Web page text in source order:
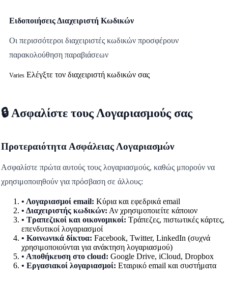
Ειδοποιήσεις Διαχειριστή Κωδικών
Οι περισσότεροι διαχειριστές κωδικών προσφέρουν
παρακολούθηση παραβιάσεων
Varies Ελέγξτε τον διαχειριστή κωδικών σας
🔒 Ασφαλίστε τους Λογαριασμούς σας
Προτεραιότητα Ασφάλειας Λογαριασμών
Ασφαλίστε πρώτα αυτούς τους λογαριασμούς, καθώς μπορούν να
χρησιμοποιηθούν για πρόσβαση σε άλλους:
• Λογαριασμοί email: Κύρια και εφεδρικά email
• Διαχειριστής κωδικών: Αν χρησιμοποιείτε κάποιον
• Τραπεζικοί και οικονομικοί: Τράπεζες, πιστωτικές κάρτες,
επενδυτικοί λογαριασμοί
• Κοινωνικά δίκτυα: Facebook, Twitter, LinkedIn (συχνά
χρησιμοποιούνται για ανάκτηση λογαριασμού)
• Αποθήκευση στο cloud: Google Drive, iCloud, Dropbox
• Εργασιακοί λογαριασμοί: Εταιρικό email και συστήματα